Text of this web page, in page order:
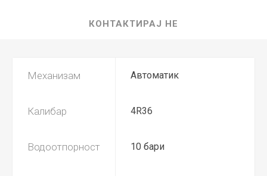
КОНТАКТИРАЈ НЕ
Механизам Автоматик
Калибар 4R36
Водоотпорност 10 бари